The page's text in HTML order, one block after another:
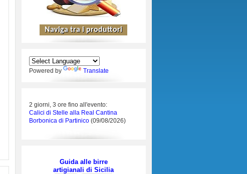
Powered by Translate
2 giorni, 3 ore fino all'evento:
Calici di Stelle alla Real Cantina
Borbonica di Partinico (09/08/2026)
Guida alle birre
artigianali di Sicilia